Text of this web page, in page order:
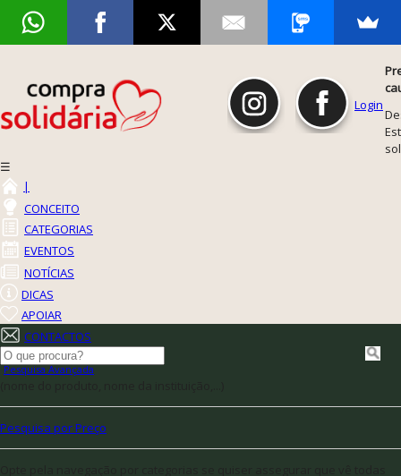
Login
☰
|
CONCEITO
CATEGORIAS
EVENTOS
NOTÍCIAS
DICAS
APOIAR
CONTACTOS
Pesquisa Avançada
Pesquisa por Preço